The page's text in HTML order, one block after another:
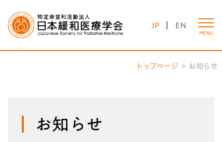
JP EN
MENU
トップページ お知らせ
お知らせ